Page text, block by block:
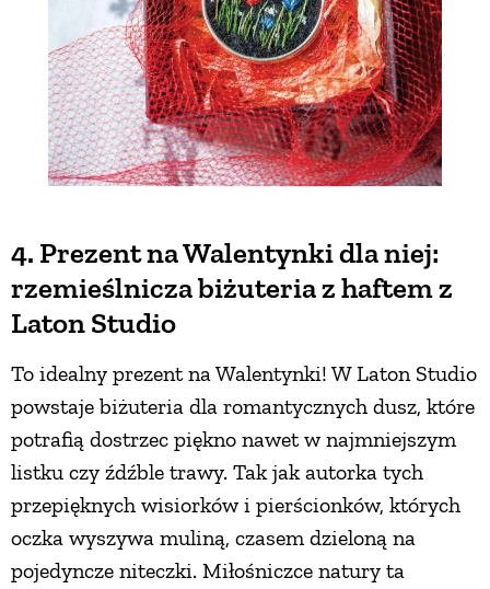
4. Prezent na Walentynki dla niej:
rzemieślnicza biżuteria z haftem z
Laton Studio
To idealny prezent na Walentynki! W Laton Studio
powstaje biżuteria dla romantycznych dusz, które
potrafią dostrzec piękno nawet w najmniejszym
listku czy źdźble trawy. Tak jak autorka tych
przepięknych wisiorków i pierścionków, których
oczka wyszywa muliną, czasem dzieloną na
pojedyncze niteczki. Miłośniczce natury ta